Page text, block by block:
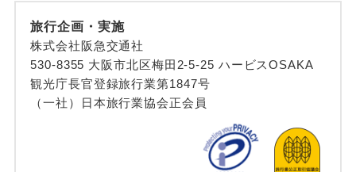
旅行企画・実施
株式会社阪急交通社
530-8355 大阪市北区梅田2-5-25 ハービスOSAKA
観光庁長官登録旅行業第1847号
（一社）日本旅行業協会正会員